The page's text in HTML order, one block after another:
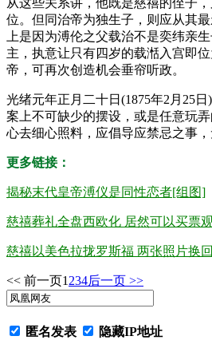
从这些关系讲，他既是慈禧的侄子
位。但同治帝为独生子，则应从其
上是因为溥伦之父载治不是奕纬亲
主，执意让只有四岁的载湉入宫即
帝，可再次创造机会垂帘听政。
光绪元年正月二十日(1875年2月25
案上不可缺少的摆设，或是任意玩
心去细心照料，应倡导应禁忌之事
更多链接：
揭秘末代皇帝溥仪是同性恋者[组图]
慈禧葬礼全盘西欧化 居然可以买票
慈禧以美色拉拢罗斯福 两张照片换
<< 前一页1 234后一页 >>
匿名发表 隐藏IP地址